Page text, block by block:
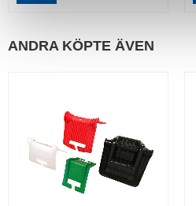
ANDRA KÖPTE ÄVEN